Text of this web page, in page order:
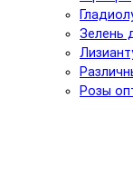
Зелень
Розы